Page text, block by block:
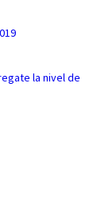
la nivel de